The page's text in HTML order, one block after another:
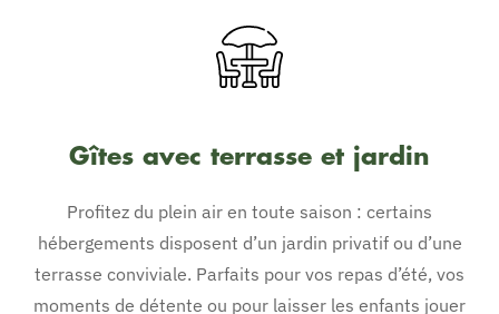
Gîtes avec terrasse et jardin
Profitez du plein air en toute saison : certains
hébergements disposent d’un jardin privatif ou d’une
terrasse conviviale. Parfaits pour vos repas d’été, vos
moments de détente ou pour laisser les enfants jouer